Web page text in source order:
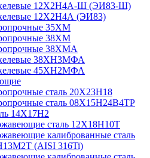
12Х2Н4А-Ш (ЭИ83-Ш)
12Х2Н4А (ЭИ83)
35ХМ
38ХМ
38ХМА
38XH3MФА
45ХН2МФА
сталь 20Х23Н18
сталь 08Х15Н24В4ТР
14Х17Н2
сталь 12Х18Н10Т
калиброванные сталь
(AISI 316Ti)